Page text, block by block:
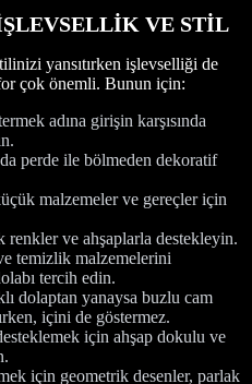
VE STİL
yansıtırken işlevselliği de
çok önemli. Bunun için:
adına girişin karşısında
perde ile bölmeden dekoratif
malzemeler ve gereçler için
renkler ve ahşaplarla destekleyin.
temizlik malzemelerini
tercih edin.
dolaptan yanaysa buzlu cam
içini de göstermez.
için ahşap dokulu ve
için geometrik desenler, parlak